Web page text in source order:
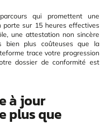
qui promettent une
porte sur 15 heures effectives
une attestation non sincère
bien plus coûteuses que la
trace votre progression
dossier de conformité est
à jour
plus que